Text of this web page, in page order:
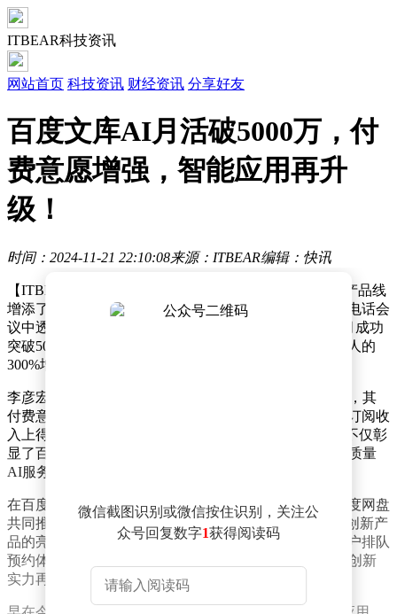
ITBEAR科技资讯
网站首页 科技资讯 财经资讯 分享好友
百度文库AI月活破5000万，付
费意愿增强，智能应用再升
级！
时间：2024-11-21 22:10:08来源：ITBEAR编辑：快讯
【ITBEAR】百度在AI应用领域的持续突破，再次为其产品线
增添了亮眼成绩。百度创始人李彦宏在最近的一次财报电话会
议中透露，百度文库的AI功能月活跃用户数已于今年9月成功
突破5000万大关，相较于去年同期，这一数字实现了惊人的
300%增长。
李彦宏进一步指出，随着用户对AI服务价值的认识加深，其
付费意愿也在不断提升。这一点在百度文库第三季度的订阅收
入上得到了体现，同比增长达到了23%。这一增长趋势不仅彰
显了百度文库AI功能的强大吸引力，也反映了市场对高质量
AI服务的迫切需求。
在百度世界大会2024这一科技盛会上，百度文库携手百度网盘
共同推出了全新的工具类智能体——“自由画布”。这一创新产
品的亮相，立即引发了广泛关注，首日即有超过20万用户排队
预约体验。这一火爆场面，无疑为百度在AI应用领域的创新
实力再添一枚勋章。
微信截图识别或微信按住识别，关注公
众号回复数字1获得阅读码